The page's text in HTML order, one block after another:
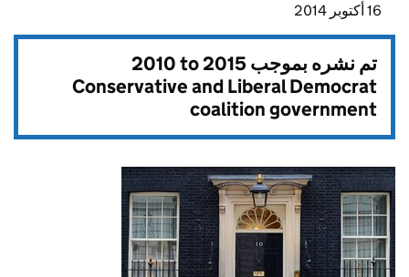
16 أكتوبر 2014
تم نشره بموجب 2010 to 2015
Conservative and Liberal Democrat
coalition government